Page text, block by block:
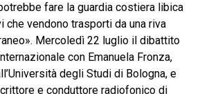
fare la guardia costiera libica
che vendono trasporti da una riva
Mercoledì 22 luglio il dibattito
con Emanuela Fronza,
degli Studi di Bologna, e
e conduttore radiofonico di